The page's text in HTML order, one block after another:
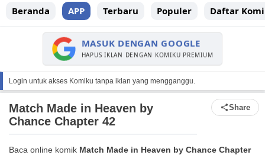
Beranda APP Terbaru Populer Daftar
MASUK DENGAN GOOGLE
HAPUS IKLAN DENGAN KOMIKU PREMIUM
Login untuk akses Komiku tanpa iklan yang mengganggu.
Match Made in Heaven by
Chance Chapter 42
Share
Baca online komik Match Made in Heaven by Chance Chapter